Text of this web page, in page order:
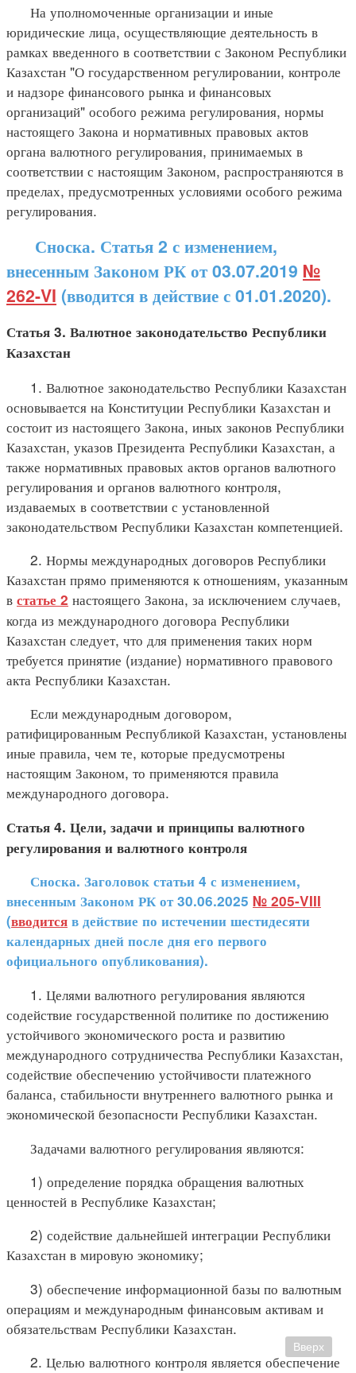
На уполномоченные организации и иные
юридические лица, осуществляющие деятельность в
рамках введенного в соответствии с Законом Республики
Казахстан "О государственном регулировании, контроле
и надзоре финансового рынка и финансовых
организаций" особого режима регулирования, нормы
настоящего Закона и нормативных правовых актов
органа валютного регулирования, принимаемых в
соответствии с настоящим Законом, распространяются в
пределах, предусмотренных условиями особого режима
регулирования.
Сноска. Статья 2 с изменением,
внесенным Законом РК от 03.07.2019 №
262-VI (вводится в действие с 01.01.2020).
Статья 3. Валютное законодательство Республики
Казахстан
1. Валютное законодательство Республики Казахстан
основывается на Конституции Республики Казахстан и
состоит из настоящего Закона, иных законов Республики
Казахстан, указов Президента Республики Казахстан, а
также нормативных правовых актов органов валютного
регулирования и органов валютного контроля,
издаваемых в соответствии с установленной
законодательством Республики Казахстан компетенцией.
2. Нормы международных договоров Республики
Казахстан прямо применяются к отношениям, указанным
в статье 2 настоящего Закона, за исключением случаев,
когда из международного договора Республики
Казахстан следует, что для применения таких норм
требуется принятие (издание) нормативного правового
акта Республики Казахстан.
Если международным договором,
ратифицированным Республикой Казахстан, установлены
иные правила, чем те, которые предусмотрены
настоящим Законом, то применяются правила
международного договора.
Статья 4. Цели, задачи и принципы валютного
регулирования и валютного контроля
Сноска. Заголовок статьи 4 с изменением,
внесенным Законом РК от 30.06.2025 № 205-VIII
(вводится в действие по истечении шестидесяти
календарных дней после дня его первого
официального опубликования).
1. Целями валютного регулирования являются
содействие государственной политике по достижению
устойчивого экономического роста и развитию
международного сотрудничества Республики Казахстан,
содействие обеспечению устойчивости платежного
баланса, стабильности внутреннего валютного рынка и
экономической безопасности Республики Казахстан.
Задачами валютного регулирования являются:
1) определение порядка обращения валютных
ценностей в Республике Казахстан;
2) содействие дальнейшей интеграции Республики
Казахстан в мировую экономику;
3) обеспечение информационной базы по валютным
операциям и международным финансовым активам и
обязательствам Республики Казахстан.
2. Целью валютного контроля является обеспечение
Вверх